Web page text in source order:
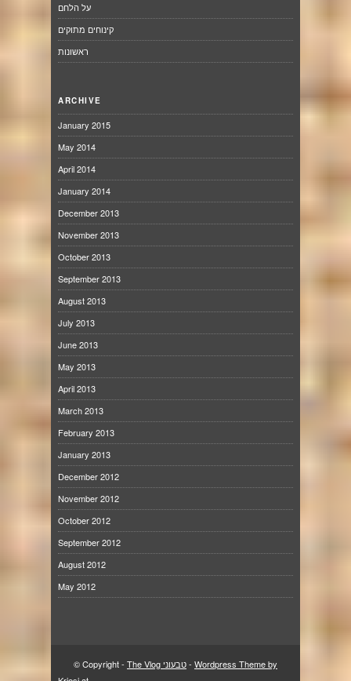
על הלחם
קינוחים מתוקים
ראשונות
ARCHIVE
January 2015
May 2014
April 2014
January 2014
December 2013
November 2013
October 2013
September 2013
August 2013
July 2013
June 2013
May 2013
April 2013
March 2013
February 2013
January 2013
December 2012
November 2012
October 2012
September 2012
August 2012
May 2012
© Copyright - The Vlog טבעוני- Wordpress Theme by